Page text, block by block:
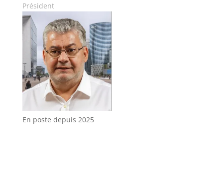
Président
En poste depuis 2025